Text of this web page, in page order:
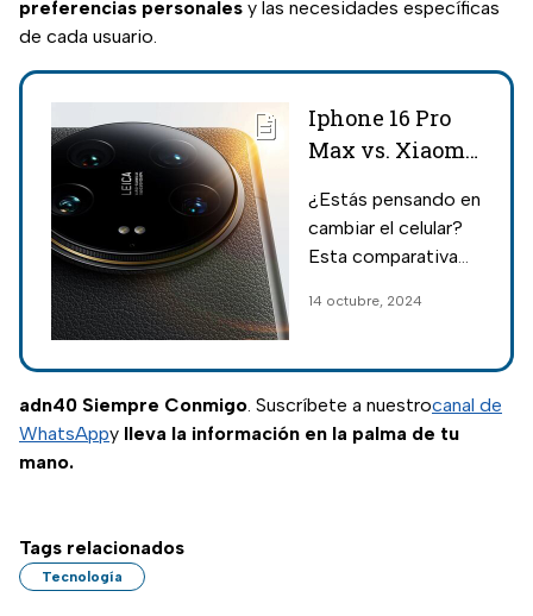
preferencias personales y las necesidades específicas
de cada usuario.
Iphone 16 Pro
Max vs. Xiaomi
Características,
precios y cuál
¿Estás pensando en
cambiar el celular?
Esta comparativa
Pro Max y el Xiaomi
las dudas que
puedan surgir al
respecto.
14 octubre, 2024
adn40 Siempre Conmigo. Suscríbete a nuestrocanal de
WhatsAppy lleva la información en la palma de tu
mano.
Tags relacionados
Tecnología